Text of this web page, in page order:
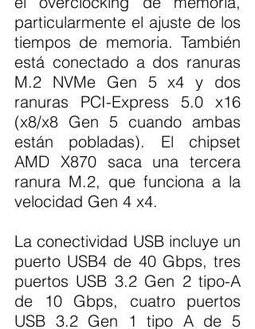
particularmente el ajuste de los
tiempos de memoria. También
está conectado a dos ranuras
M.2 NVMe Gen 5 x4 y dos
ranuras PCI-Express 5.0 x16
(x8/x8 Gen 5 cuando ambas
están pobladas). El chipset
AMD X870 saca una tercera
ranura M.2, que funciona a la
velocidad Gen 4 x4.
La conectividad USB incluye un
puerto USB4 de 40 Gbps, tres
puertos USB 3.2 Gen 2 tipo-A
de 10 Gbps, cuatro puertos
USB 3.2 Gen 1 tipo A de 5